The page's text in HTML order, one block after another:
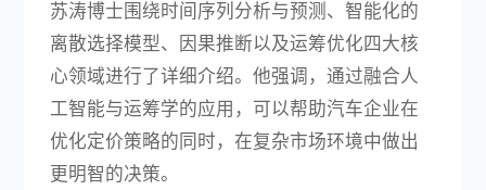
苏涛博士围绕时间序列分析与预测、智能化的
离散选择模型、因果推断以及运筹优化四大核
心领域进行了详细介绍。他强调，通过融合人
工智能与运筹学的应用，可以帮助汽车企业在
优化定价策略的同时，在复杂市场环境中做出
更明智的决策。